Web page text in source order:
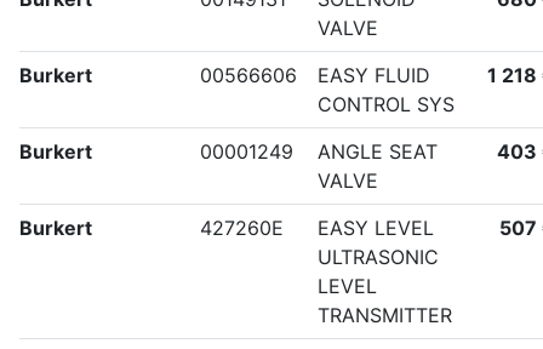
VALVE
Burkert 00566606
EASY FLUID
CONTROL SYS
1 218
Burkert 00001249
ANGLE SEAT
VALVE
403
Burkert 427260E
EASY LEVEL
ULTRASONIC
LEVEL
TRANSMITTER
507